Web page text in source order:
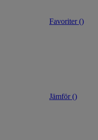
Favoriter ()
Jämför ()